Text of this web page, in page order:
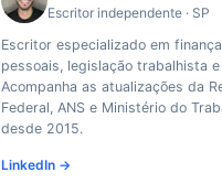
Escritor independente · SP
Escritor especializado em
pessoais, legislação trabalhista
Acompanha as atualizações da
Federal, ANS e Ministério do
desde 2015.
LinkedIn →